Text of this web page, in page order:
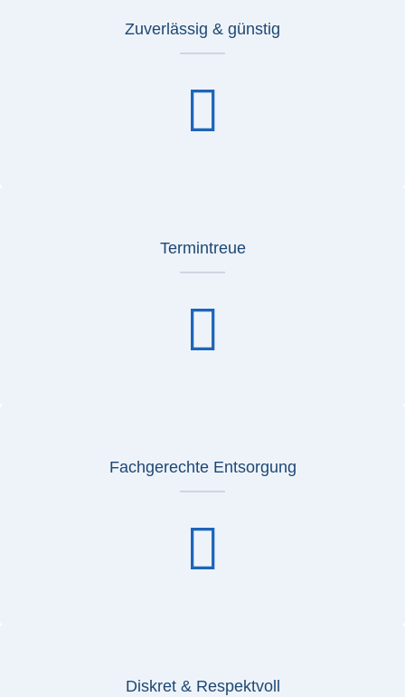
Zuverlässig & günstig
Termintreue
Fachgerechte Entsorgung
Diskret & Respektvoll